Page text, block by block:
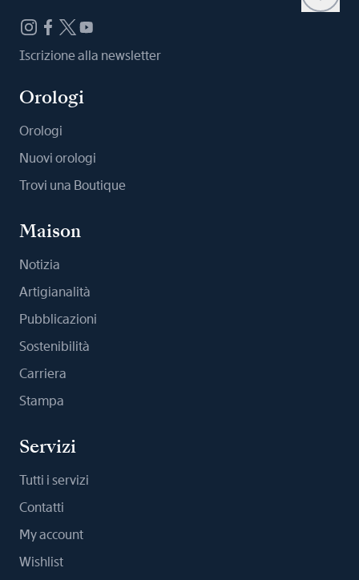
Iscrizione alla newsletter
Orologi
Orologi
Nuovi orologi
Trovi una Boutique
Maison
Notizia
Artigianalità
Pubblicazioni
Sostenibilità
Carriera
Stampa
Servizi
Tutti i servizi
Contatti
My account
Wishlist